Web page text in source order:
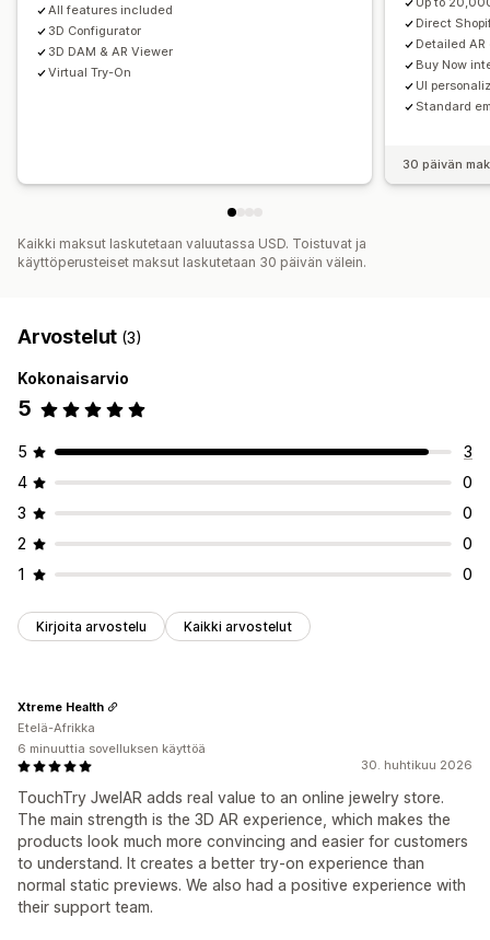
All features included
3D Configurator
3D DAM & AR Viewer
Virtual Try-On
Direct
Detailed
Buy Now
UI
Standard
30 päivän
Kaikki maksut laskutetaan valuutassa USD. Toistuvat ja
käyttöperusteiset maksut laskutetaan 30 päivän välein.
Arvostelut (3)
Kokonaisarvio
5
5
3
4
0
3
0
2
0
1
0
Kirjoita arvostelu Kaikki arvostelut
30. huhtikuu 2026
TouchTry JwelAR adds real value to an online jewelry store.
The main strength is the 3D AR experience, which makes the
products look much more convincing and easier for customers
to understand. It creates a better try-on experience than
normal static previews. We also had a positive experience with
their support team.
Xtreme Health
Etelä-Afrikka
6 minuuttia sovelluksen käyttöä